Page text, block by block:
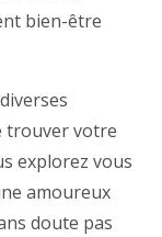
bien-être
trouver votre
explorez vous
amoureux
doute pas